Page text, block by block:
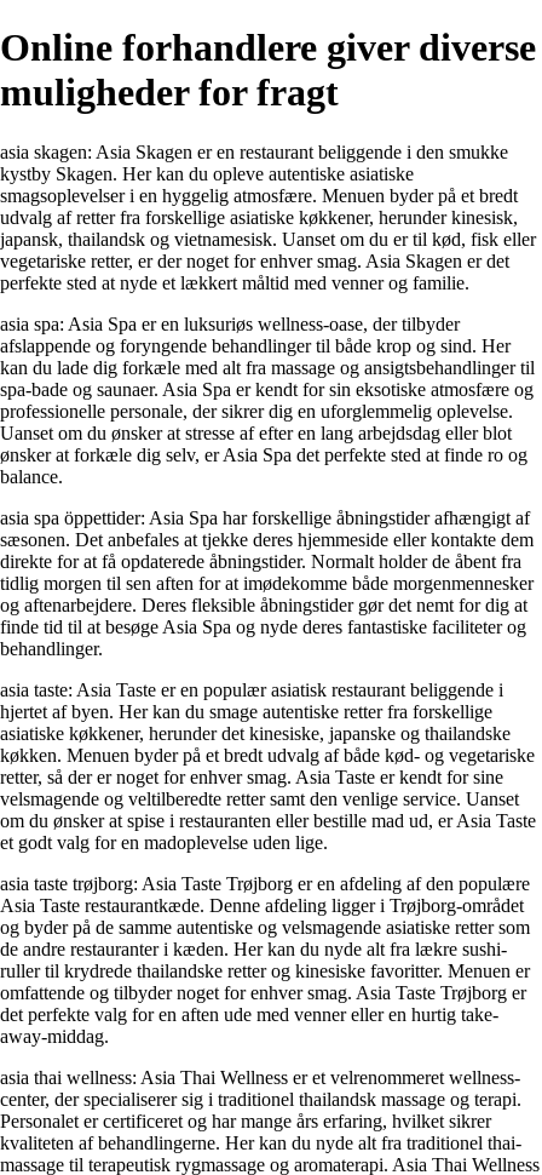
Online forhandlere giver diverse
muligheder for fragt
asia skagen: Asia Skagen er en restaurant beliggende i den smukke
kystby Skagen. Her kan du opleve autentiske asiatiske
smagsoplevelser i en hyggelig atmosfære. Menuen byder på et bredt
udvalg af retter fra forskellige asiatiske køkkener, herunder kinesisk,
japansk, thailandsk og vietnamesisk. Uanset om du er til kød, fisk eller
vegetariske retter, er der noget for enhver smag. Asia Skagen er det
perfekte sted at nyde et lækkert måltid med venner og familie.
asia spa: Asia Spa er en luksuriøs wellness-oase, der tilbyder
afslappende og foryngende behandlinger til både krop og sind. Her
kan du lade dig forkæle med alt fra massage og ansigtsbehandlinger til
spa-bade og saunaer. Asia Spa er kendt for sin eksotiske atmosfære og
professionelle personale, der sikrer dig en uforglemmelig oplevelse.
Uanset om du ønsker at stresse af efter en lang arbejdsdag eller blot
ønsker at forkæle dig selv, er Asia Spa det perfekte sted at finde ro og
balance.
asia spa öppettider: Asia Spa har forskellige åbningstider afhængigt af
sæsonen. Det anbefales at tjekke deres hjemmeside eller kontakte dem
direkte for at få opdaterede åbningstider. Normalt holder de åbent fra
tidlig morgen til sen aften for at imødekomme både morgenmennesker
og aftenarbejdere. Deres fleksible åbningstider gør det nemt for dig at
finde tid til at besøge Asia Spa og nyde deres fantastiske faciliteter og
behandlinger.
asia taste: Asia Taste er en populær asiatisk restaurant beliggende i
hjertet af byen. Her kan du smage autentiske retter fra forskellige
asiatiske køkkener, herunder det kinesiske, japanske og thailandske
køkken. Menuen byder på et bredt udvalg af både kød- og vegetariske
retter, så der er noget for enhver smag. Asia Taste er kendt for sine
velsmagende og veltilberedte retter samt den venlige service. Uanset
om du ønsker at spise i restauranten eller bestille mad ud, er Asia Taste
et godt valg for en madoplevelse uden lige.
asia taste trøjborg: Asia Taste Trøjborg er en afdeling af den populære
Asia Taste restaurantkæde. Denne afdeling ligger i Trøjborg-området
og byder på de samme autentiske og velsmagende asiatiske retter som
de andre restauranter i kæden. Her kan du nyde alt fra lækre sushi-
ruller til krydrede thailandske retter og kinesiske favoritter. Menuen er
omfattende og tilbyder noget for enhver smag. Asia Taste Trøjborg er
det perfekte valg for en aften ude med venner eller en hurtig take-
away-middag.
asia thai wellness: Asia Thai Wellness er et velrenommeret wellness-
center, der specialiserer sig i traditionel thailandsk massage og terapi.
Personalet er certificeret og har mange års erfaring, hvilket sikrer
kvaliteten af behandlingerne. Her kan du nyde alt fra traditionel thai-
massage til terapeutisk rygmassage og aromaterapi. Asia Thai Wellness